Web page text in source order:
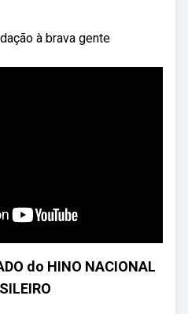
à brava gente
do HINO NACIONAL